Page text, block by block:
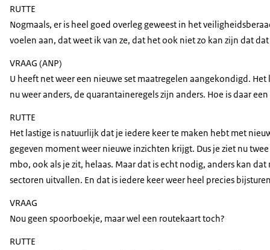
RUTTE
Nogmaals, er is heel goed overleg geweest in het
voelen aan, dat weet ik van ze, dat het ook niet zo kan zijn dat
VRAAG (ANP)
U heeft net weer een nieuwe set maatregelen aangekondigd.
nu weer anders, de quarantaineregels zijn anders. Hoe is daar
RUTTE
Het lastige is natuurlijk dat je iedere keer te maken hebt met
gegeven moment weer nieuwe inzichten krijgt. Dus je ziet nu
mbo, ook als je zit, helaas. Maar dat is echt nodig, anders kan
sectoren uitvallen. En dat is iedere keer weer heel precies
VRAAG
Nou geen spoorboekje, maar wel een routekaart toch?
RUTTE